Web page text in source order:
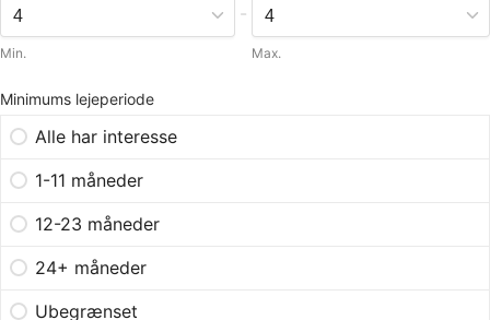
Min.
-
Max.
Minimums lejeperiode
Alle har interesse
1-11 måneder
12-23 måneder
24+ måneder
Ubegrænset